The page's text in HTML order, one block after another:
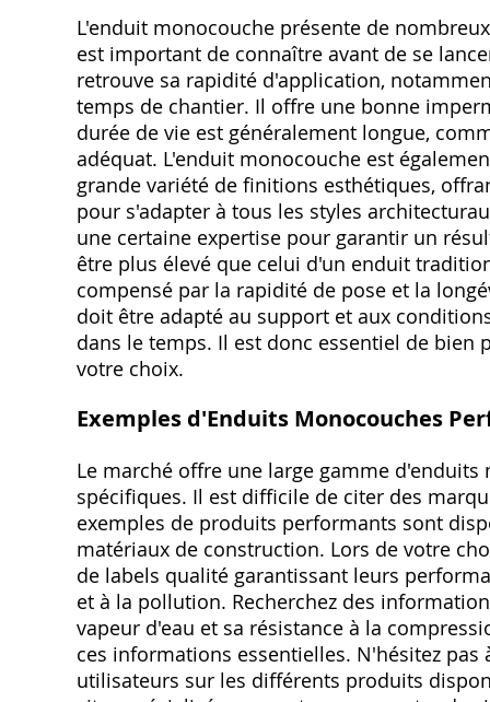
L'enduit monocouche présente de
est important de connaître avant de se
retrouve sa rapidité d'application,
temps de chantier. Il offre une bonne
durée de vie est généralement longue,
adéquat. L'enduit monocouche est
grande variété de finitions esthétiques,
pour s'adapter à tous les styles
une certaine expertise pour garantir un
être plus élevé que celui d'un enduit
compensé par la rapidité de pose et la
doit être adapté au support et aux
dans le temps. Il est donc essentiel de bien
votre choix.
Exemples d'Enduits Monocouches
Le marché offre une large gamme
spécifiques. Il est difficile de citer des
exemples de produits performants sont
matériaux de construction. Lors de votre
de labels qualité garantissant leurs
et à la pollution. Recherchez des
vapeur d'eau et sa résistance à la
ces informations essentielles. N'hésitez
utilisateurs sur les différents produits